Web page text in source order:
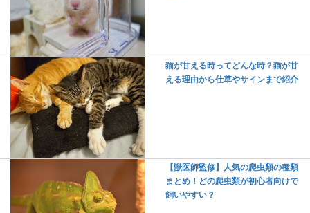
猫が甘える時ってどんな時？猫が甘
える理由から仕草やサインまで紹介
【獣医師監修】人気の爬虫類の種類
まとめ！どの爬虫類が初心者向けで
飼いやすい？